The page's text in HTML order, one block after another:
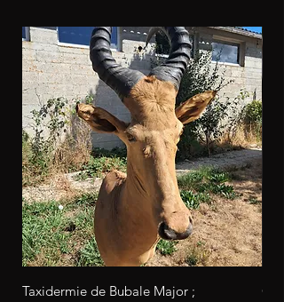
Taxidermie de Bubale Major ;